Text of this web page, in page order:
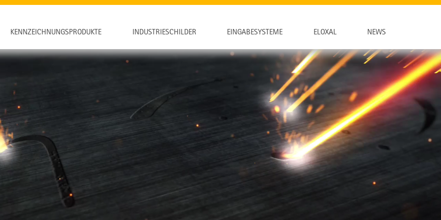
KENNZEICHNUNGSPRODUKTE INDUSTRIESCHILDER EINGABESYSTEME ELOXAL NEWS